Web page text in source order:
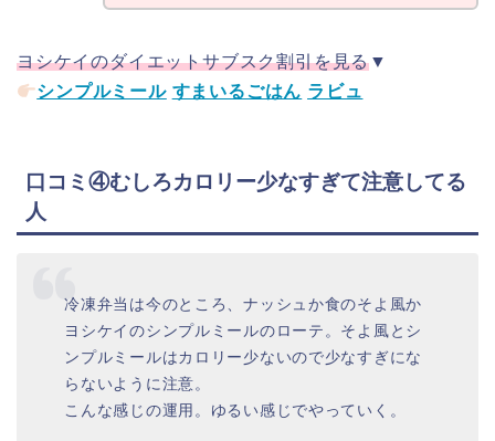
ヨシケイのダイエットサブスク割引を見る▼
シンプルミール すまいるごはん ラビュ
口コミ④むしろカロリー少なすぎて注意してる
人
冷凍弁当は今のところ、ナッシュか食のそよ風か
ヨシケイのシンプルミールのローテ。そよ風とシ
ンプルミールはカロリー少ないので少なすぎにな
らないように注意。
こんな感じの運用。ゆるい感じでやっていく。